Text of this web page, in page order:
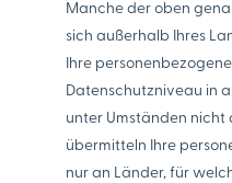
Manche der oben
sich außerhalb Ihres
Ihre
Datenschutzniveau in
unter Umständen nicht
übermitteln Ihre
nur an Länder, für